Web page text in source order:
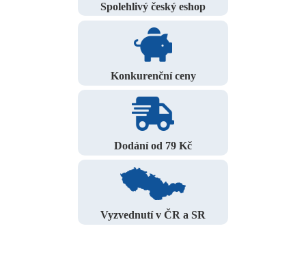
Spolehlivý český eshop
Konkurenční ceny
Dodání od 79 Kč
Vyzvednutí v ČR a SR